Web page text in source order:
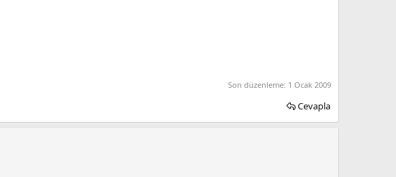
Son düzenleme: 1 Ocak 2009
Cevapla